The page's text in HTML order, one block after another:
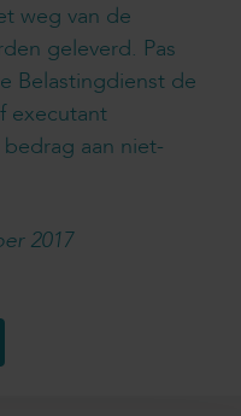
weg van de
geleverd. Pas
Belastingdienst de
executant
aan niet-
2017